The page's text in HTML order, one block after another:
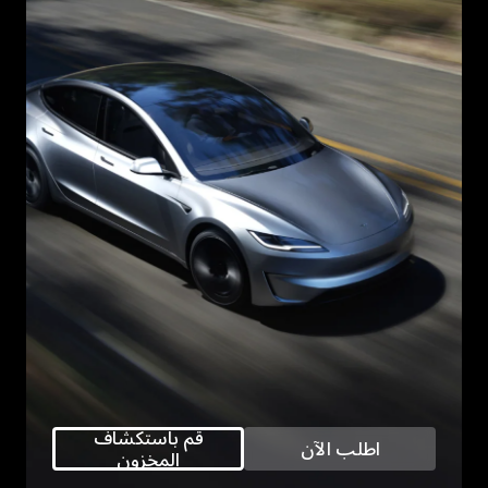
اطلب الآن
قم باستكشاف
المخزون